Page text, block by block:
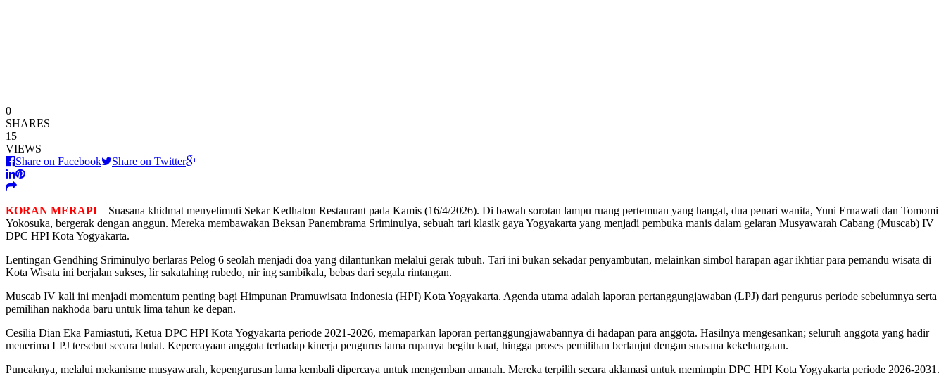
0
SHARES
15
VIEWS
Share on Facebook
Share on Twitter
KORAN MERAPI – Suasana khidmat menyelimuti Sekar Kedhaton Restaurant pada Kamis (16/4/2026). Di bawah sorotan lampu ruang pertemuan yang hangat, dua penari wanita, Yuni Ernawati dan Tomomi
Yokosuka, bergerak dengan anggun. Mereka membawakan Beksan Panembrama Sriminulya, sebuah tari klasik gaya Yogyakarta yang menjadi pembuka manis dalam gelaran Musyawarah Cabang (Muscab) IV
DPC HPI Kota Yogyakarta.
Lentingan Gendhing Sriminulyo berlaras Pelog 6 seolah menjadi doa yang dilantunkan melalui gerak tubuh. Tari ini bukan sekadar penyambutan, melainkan simbol harapan agar ikhtiar para pemandu wisata di
Kota Wisata ini berjalan sukses, lir sakatahing rubedo, nir ing sambikala, bebas dari segala rintangan.
Muscab IV kali ini menjadi momentum penting bagi Himpunan Pramuwisata Indonesia (HPI) Kota Yogyakarta. Agenda utama adalah laporan pertanggungjawaban (LPJ) dari pengurus periode sebelumnya serta
pemilihan nakhoda baru untuk lima tahun ke depan.
Cesilia Dian Eka Pamiastuti, Ketua DPC HPI Kota Yogyakarta periode 2021-2026, memaparkan laporan pertanggungjawabannya di hadapan para anggota. Hasilnya mengesankan; seluruh anggota yang hadir
menerima LPJ tersebut secara bulat. Kepercayaan anggota terhadap kinerja pengurus lama rupanya begitu kuat, hingga proses pemilihan berlanjut dengan suasana kekeluargaan.
Puncaknya, melalui mekanisme musyawarah, kepengurusan lama kembali dipercaya untuk mengemban amanah. Mereka terpilih secara aklamasi untuk memimpin DPC HPI Kota Yogyakarta periode 2026-2031.